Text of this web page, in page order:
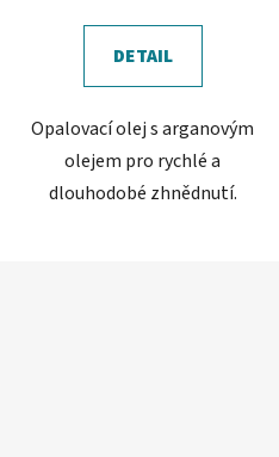
z
DETAIL
Opalovací olej s arganovým
olejem pro rychlé a
dlouhodobé zhnědnutí.